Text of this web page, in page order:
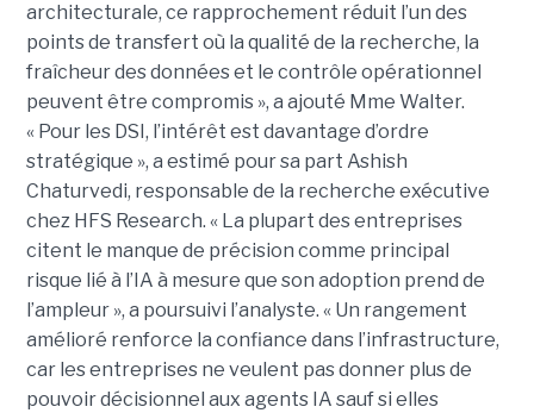
architecturale, ce rapprochement réduit l’un des
points de transfert où la qualité de la recherche, la
fraîcheur des données et le contrôle opérationnel
peuvent être compromis », a ajouté Mme Walter.
« Pour les DSI, l’intérêt est davantage d’ordre
stratégique », a estimé pour sa part Ashish
Chaturvedi, responsable de la recherche exécutive
chez HFS Research. « La plupart des entreprises
citent le manque de précision comme principal
risque lié à l’IA à mesure que son adoption prend de
l’ampleur », a poursuivi l’analyste. « Un rangement
amélioré renforce la confiance dans l’infrastructure,
car les entreprises ne veulent pas donner plus de
pouvoir décisionnel aux agents IA sauf si elles